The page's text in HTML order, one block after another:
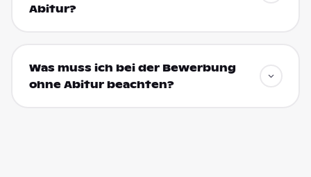
Abitur?
Was muss ich bei der Bewerbung
ohne Abitur beachten?